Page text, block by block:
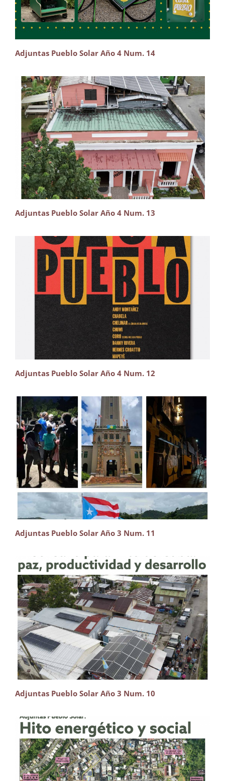
Adjuntas Pueblo Solar Año 4 Num. 14
Adjuntas Pueblo Solar Año 4 Num. 13
Adjuntas Pueblo Solar Año 4 Num. 12
Adjuntas Pueblo Solar Año 3 Num. 11
Adjuntas Pueblo Solar Año 3 Num. 10